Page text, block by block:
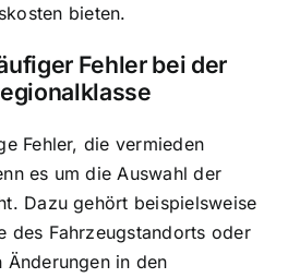
bieten.
Fehler bei der
Fehler, die vermieden
es um die Auswahl der
Dazu gehört beispielsweise
des Fahrzeugstandorts oder
in den